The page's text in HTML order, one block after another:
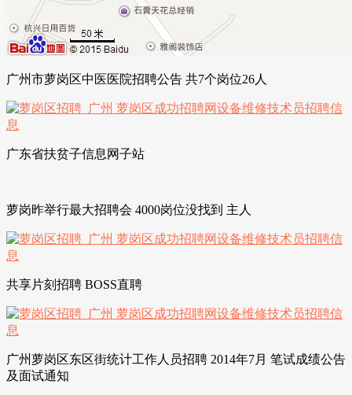
广州市萝岗区中医医院招聘公告 共7个岗位26人
广东省扶贫子信息网子站
萝岗昨举行最大招聘会 4000岗位没找到 主人
共享片刻招聘 BOSS直聘
广州萝岗区东区街统计工作人员招聘 2014年7月 笔试成绩公告
及面试通知